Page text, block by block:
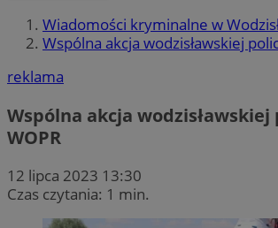
Wiadomości kryminalne w
Wspólna akcja wodzisławskiej
reklama
Wspólna akcja wodzisławskiej
WOPR
12 lipca 2023 13:30
Czas czytania: 1 min.